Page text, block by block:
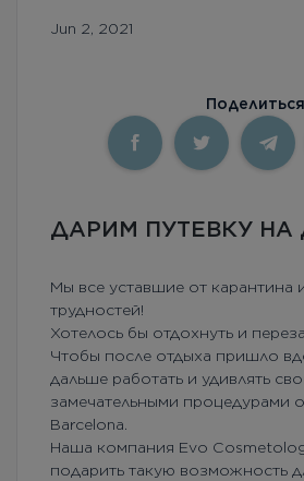
Jun 2, 2021
ДАРИМ ПУТЕВКУ НА
Мы все уставшие от карантина
трудностей!
Хотелось бы отдохнуть и
Чтобы после отдыха пришло
дальше работать и удивлять
замечательными процедурами
Barcelona.
Наша компания Evo
подарить такую возможность